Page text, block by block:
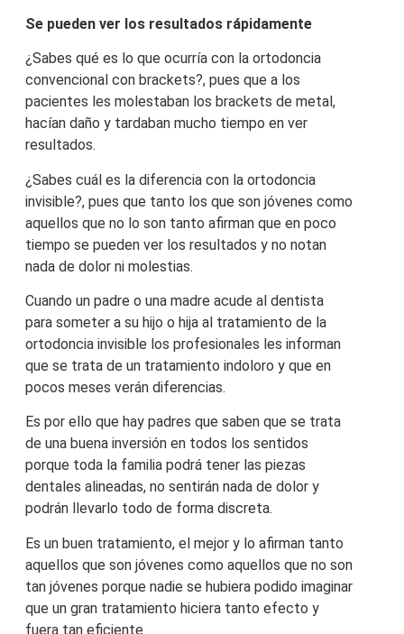
Se pueden ver los resultados rápidamente
¿Sabes qué es lo que ocurría con la ortodoncia
convencional con brackets?, pues que a los
pacientes les molestaban los brackets de metal,
hacían daño y tardaban mucho tiempo en ver
resultados.
¿Sabes cuál es la diferencia con la ortodoncia
invisible?, pues que tanto los que son jóvenes como
aquellos que no lo son tanto afirman que en poco
tiempo se pueden ver los resultados y no notan
nada de dolor ni molestias.
Cuando un padre o una madre acude al dentista
para someter a su hijo o hija al tratamiento de la
ortodoncia invisible los profesionales les informan
que se trata de un tratamiento indoloro y que en
pocos meses verán diferencias.
Es por ello que hay padres que saben que se trata
de una buena inversión en todos los sentidos
porque toda la familia podrá tener las piezas
dentales alineadas, no sentirán nada de dolor y
podrán llevarlo todo de forma discreta.
Es un buen tratamiento, el mejor y lo afirman tanto
aquellos que son jóvenes como aquellos que no son
tan jóvenes porque nadie se hubiera podido imaginar
que un gran tratamiento hiciera tanto efecto y
fuera tan eficiente.